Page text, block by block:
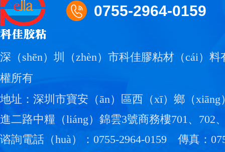
0755-2964-0159
深（shēn）圳（zhèn）市科佳膠粘材（cái）料
權所有
地址：深圳市寶安（ān）區西（xī）鄉（xiāng
進二路中糧（liáng）錦雲3號商務樓701、702
谘詢電話（huà）：0755-2964-0159
傳真：